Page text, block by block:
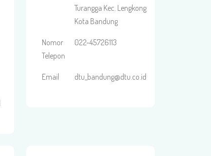
Turangga Kec. Lengkong
Kota Bandung
Nomor
Telepon
022-45726113
Email dtu_bandung@dtu.co.id